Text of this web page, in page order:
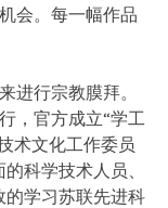
会。每一幅作品
进行宗教膜拜。
，官方成立“学工
术文化工作委员
科学技术人员、
的学习苏联先进科